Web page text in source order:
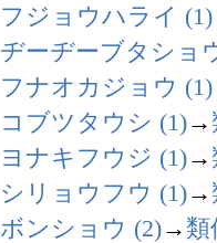
フジョウハライ (1)
ヂーヂーブタショ
フナオカジョウ (1)
コブツタウシ (1)→
ヨナキフウジ (1)→
シリョウフウ (1)→
ボンショウ (2)→ 類